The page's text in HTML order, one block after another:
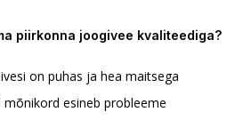
piirkonna joogivee kvaliteediga?
on puhas ja hea maitsega
mõnikord esineb probleeme